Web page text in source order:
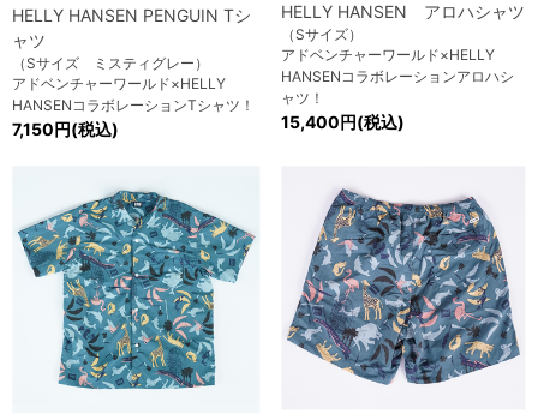
HELLY HANSEN PENGUIN Tシ
ャツ
（Sサイズ ミスティグレー）
アドベンチャーワールド×HELLY
HANSENコラボレーションTシャツ！
7,150円(税込)
HELLY HANSEN アロハシャツ
（Sサイズ）
アドベンチャーワールド×HELLY
HANSENコラボレーションアロハシ
ャツ！
15,400円(税込)